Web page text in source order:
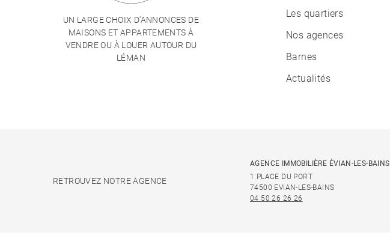
UN LARGE CHOIX D'ANNONCES DE
MAISONS ET APPARTEMENTS À
VENDRE OU À LOUER AUTOUR DU
LÉMAN
Les quartiers
Nos agences
Barnes
Actualités
RETROUVEZ NOTRE AGENCE
AGENCE IMMOBILIÈRE ÉVIAN-LES-BAINS
1 PLACE DU PORT
74500 EVIAN-LES-BAINS
04 50 26 26 26